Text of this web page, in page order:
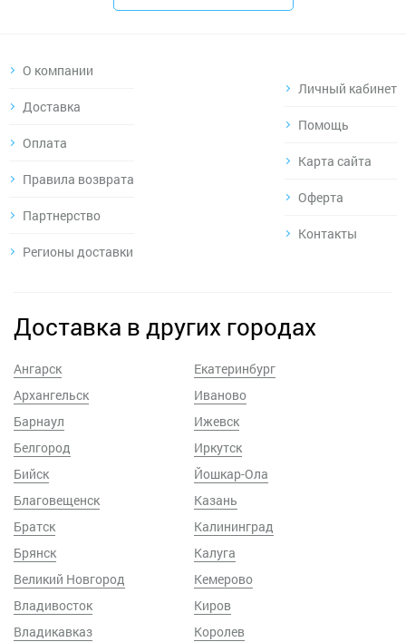
О компании
Доставка
Оплата
Правила возврата
Партнерство
Регионы доставки
Личный кабинет
Помощь
Карта сайта
Оферта
Контакты
Доставка в других городах
Ангарск
Архангельск
Барнаул
Белгород
Бийск
Благовещенск
Братск
Брянск
Великий Новгород
Владивосток
Владикавказ
Екатеринбург
Иваново
Ижевск
Иркутск
Йошкар-Ола
Казань
Калининград
Калуга
Кемерово
Киров
Королев